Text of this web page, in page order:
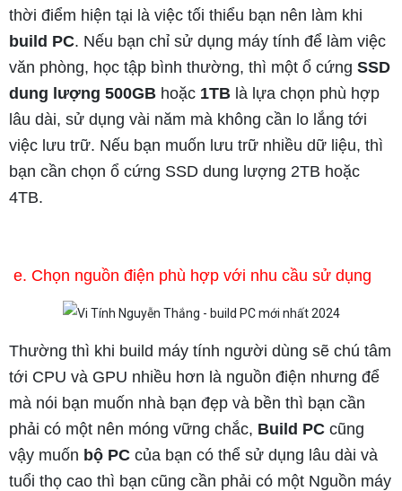
thời điểm hiện tại là việc tối thiểu bạn nên làm khi
build PC. Nếu bạn chỉ sử dụng máy tính để làm việc
văn phòng, học tập bình thường, thì một ổ cứng SSD
dung lượng 500GB hoặc 1TB là lựa chọn phù hợp
lâu dài, sử dụng vài năm mà không cần lo lắng tới
việc lưu trữ. Nếu bạn muốn lưu trữ nhiều dữ liệu, thì
bạn cần chọn ổ cứng SSD dung lượng 2TB hoặc
4TB.
e. Chọn nguồn điện phù hợp với nhu cầu sử dụng
Thường thì khi build máy tính người dùng sẽ chú tâm
tới CPU và GPU nhiều hơn là nguồn điện nhưng để
mà nói bạn muốn nhà bạn đẹp và bền thì bạn cần
phải có một nên móng vững chắc, Build PC cũng
vậy muốn bộ PC của bạn có thể sử dụng lâu dài và
tuổi thọ cao thì bạn cũng cần phải có một Nguồn máy